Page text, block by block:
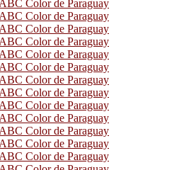
Color de Paraguay
Color de Paraguay
Color de Paraguay
Color de Paraguay
Color de Paraguay
Color de Paraguay
Color de Paraguay
Color de Paraguay
Color de Paraguay
Color de Paraguay
Color de Paraguay
Color de Paraguay
Color de Paraguay